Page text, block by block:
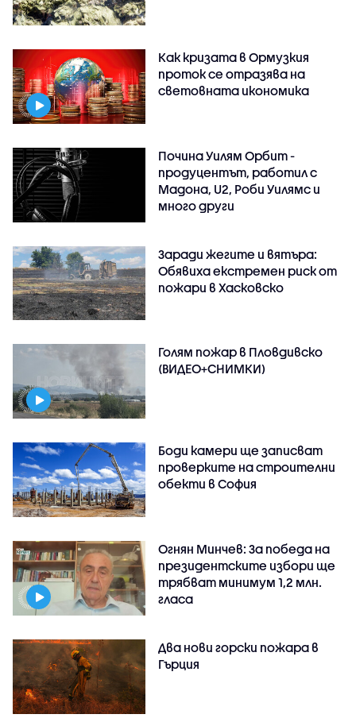
Как кризата в Ормузкия
проток се отразява на
световната икономика
Почина Уилям Орбит -
продуцентът, работил с
Мадона, U2, Роби Уилямс и
много други
Заради жегите и вятъра:
Обявиха екстремен риск от
пожари в Хасковско
Голям пожар в Пловдивско
(ВИДЕО+СНИМКИ)
Боди камери ще записват
проверките на строителни
обекти в София
Огнян Минчев: За победа на
президентските избори ще
трябват минимум 1,2 млн.
гласа
Два нови горски пожара в
Гърция